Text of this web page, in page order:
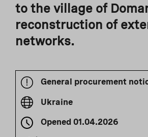
to the village of
reconstruction of
networks.
General procurement
Ukraine
Opened 01.04.2026